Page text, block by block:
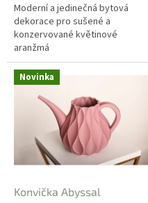
5
hvězdiček.
Moderní a jedinečná bytová
dekorace pro sušené a
konzervované květinové
aranžmá
Novinka
Konvička Abyssal